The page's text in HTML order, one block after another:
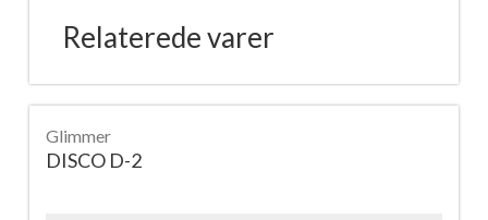
Relaterede varer
Glimmer
DISCO D-2